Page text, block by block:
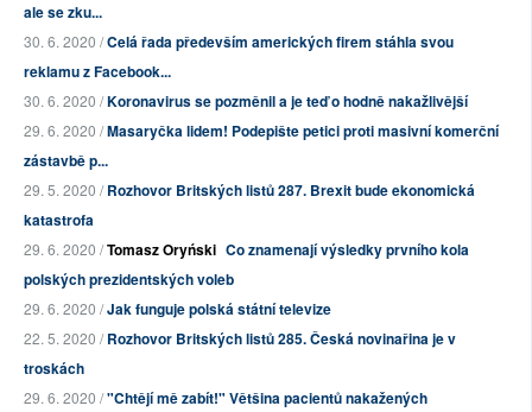
ale se zku...
30. 6. 2020 /Celá řada především amerických firem stáhla svou
reklamu z Facebook...
30. 6. 2020 /Koronavirus se pozměnil a je teď o hodně nakažlivější
29. 6. 2020 /Masaryčka lidem! Podepište petici proti masivní komerční
zástavbě p...
29. 5. 2020 /Rozhovor Britských listů 287. Brexit bude ekonomická
katastrofa
29. 6. 2020 /Tomasz Oryński Co znamenají výsledky prvního kola
polských prezidentských voleb
29. 6. 2020 /Jak funguje polská státní televize
22. 5. 2020 /Rozhovor Britských listů 285. Česká novinařina je v
troskách
29. 6. 2020 /"Chtějí mě zabít!" Většina pacientů nakažených